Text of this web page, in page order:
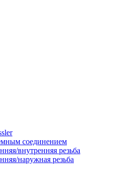
соединением
внутренняя резьба
наружная резьба